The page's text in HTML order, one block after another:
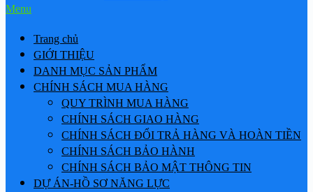
Menu
Trang chủ
GIỚI THIỆU
DANH MỤC SẢN PHẨM
CHÍNH SÁCH MUA HÀNG
QUY TRÌNH MUA HÀNG
CHÍNH SÁCH GIAO HÀNG
CHÍNH SÁCH ĐỔI TRẢ HÀNG VÀ HOÀN TIỀN
CHÍNH SÁCH BẢO HÀNH
CHÍNH SÁCH BẢO MẬT THÔNG TIN
DỰ ÁN-HỒ SƠ NĂNG LỰC